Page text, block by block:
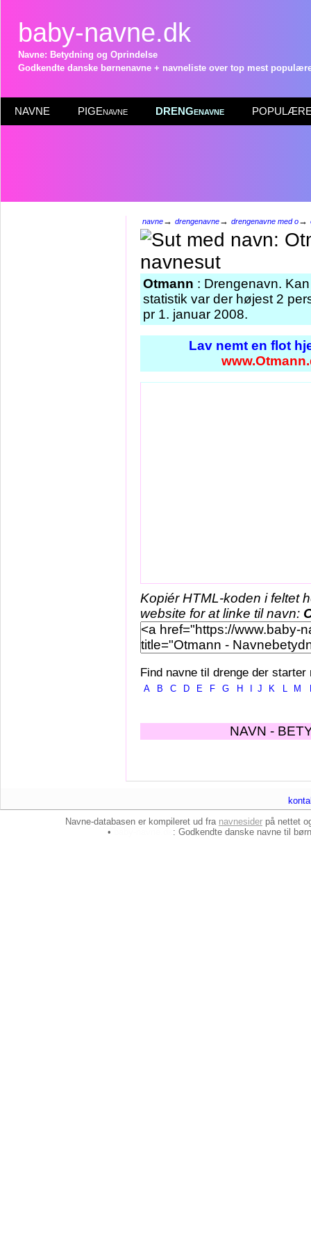
baby-navne.dk
Navne: Betydning og Oprindelse
Godkendte danske børnenavne + navneliste over top mest
NAVNE PIGEnavne DRENGenavne POPULÆRE
navne→ drengenavne→ drengenavne med o→
Otmann : Drengenavn.
statistik var der højest 2
pr 1. januar 2008.
Lav nemt en flot
Kopiér HTML-koden i feltet
website for at linke til navn:
Find navne til drenge der starter
A B C D E F G H J K L M
NAVN -
Navne-databasen er kompileret ud fra navnesider på nettet
•
: Godkendte danske navne til børn